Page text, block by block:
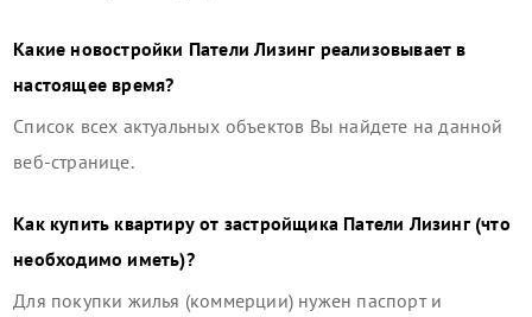
Какие новостройки Патели Лизинг реализовывает в
настоящее время?
Список всех актуальных объектов Вы найдете на данной
веб-странице.
Как купить квартиру от застройщика Патели Лизинг(что
необходимо иметь)?
Для покупки жилья (коммерции) нужен паспорт и